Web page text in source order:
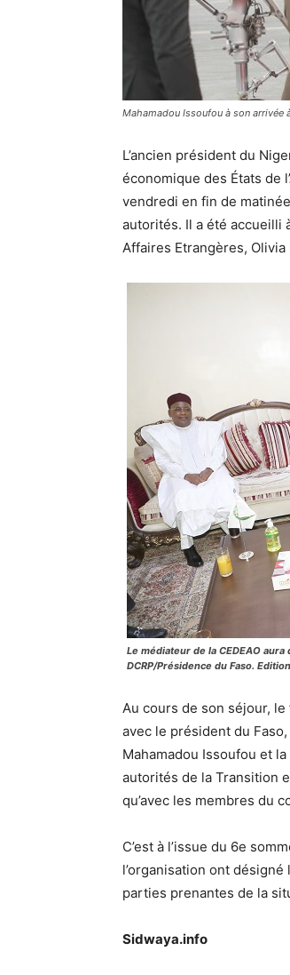
Mahamadou Issoufou à son arrivée
L’ancien président du
économique des États de
vendredi en fin de
autorités. Il a été accueilli
Affaires Etrangères, Olivia
Le médiateur de la CEDEAO
DCRP/Présidence du Faso.
Au cours de son séjour,
avec le président du
Mahamadou Issoufou et
autorités de la Transition
qu’avec les membres du
C’est à l’issue du 6e
l’organisation ont
parties prenantes de la
Sidwaya.info